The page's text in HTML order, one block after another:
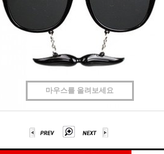
마우스를 올려보세요